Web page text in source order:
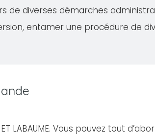
de diverses démarches
entamer une procédure de
LABAUME. Vous pouvez tout